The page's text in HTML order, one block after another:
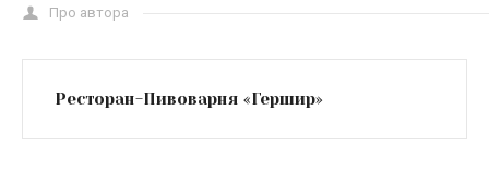
Про автора
Ресторан-Пивоварня «Гершир»